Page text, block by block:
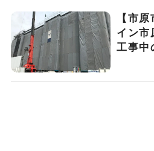
【市
イン市
工事中